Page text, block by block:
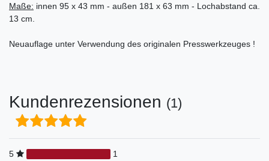
Maße: innen 95 x 43 mm - außen 181 x 63 mm - Lochabstand ca.
13 cm.
Neuauflage unter Verwendung des originalen Presswerkzeuges !
Kundenrezensionen (1)
5
1